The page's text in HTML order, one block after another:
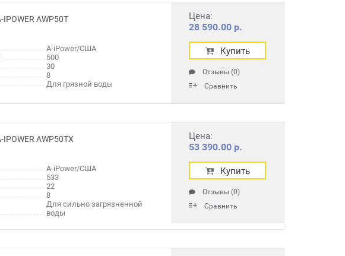
AWP50T
A-iPower/США
500
30
8
Для грязной воды
Цена:
28 590.00 р.
Купить
Отзывы (0)
Сравнить
AWP50TX
A-iPower/США
533
22
8
Для сильно загрязненной
воды
Цена:
53 390.00 р.
Купить
Отзывы (0)
Сравнить